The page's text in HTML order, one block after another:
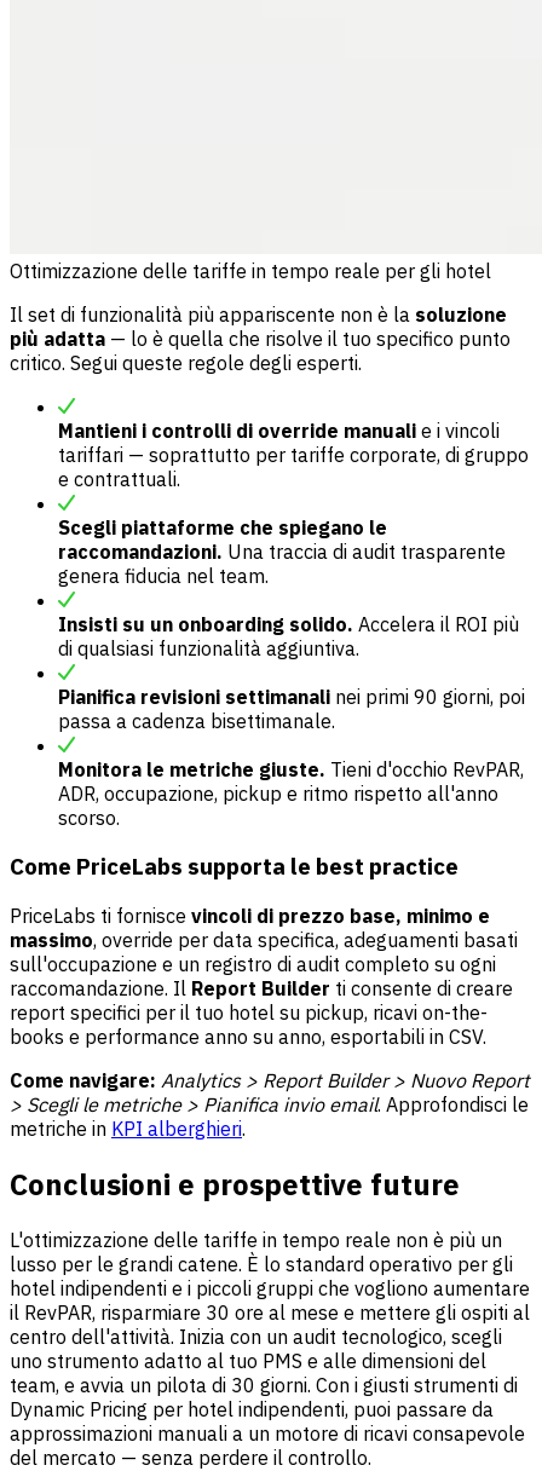
Ottimizzazione delle tariffe in tempo reale per gli hotel
Il set di funzionalità più appariscente non è la soluzione
più adatta — lo è quella che risolve il tuo specifico punto
critico. Segui queste regole degli esperti.
Mantieni i controlli di override manuali e i vincoli
tariffari — soprattutto per tariffe corporate, di gruppo
e contrattuali.
Scegli piattaforme che spiegano le
raccomandazioni. Una traccia di audit trasparente
genera fiducia nel team.
Insisti su un onboarding solido. Accelera il ROI più
di qualsiasi funzionalità aggiuntiva.
Pianifica revisioni settimanali nei primi 90 giorni, poi
passa a cadenza bisettimanale.
Monitora le metriche giuste. Tieni d'occhio RevPAR,
ADR, occupazione, pickup e ritmo rispetto all'anno
scorso.
Come PriceLabs supporta le best practice
PriceLabs ti fornisce vincoli di prezzo base, minimo e
massimo, override per data specifica, adeguamenti basati
sull'occupazione e un registro di audit completo su ogni
raccomandazione. Il Report Builder ti consente di creare
report specifici per il tuo hotel su pickup, ricavi on-the-
books e performance anno su anno, esportabili in CSV.
Come navigare: Analytics > Report Builder > Nuovo Report
> Scegli le metriche > Pianifica invio email. Approfondisci le
metriche in KPI alberghieri.
Conclusioni e prospettive future
L'ottimizzazione delle tariffe in tempo reale non è più un
lusso per le grandi catene. È lo standard operativo per gli
hotel indipendenti e i piccoli gruppi che vogliono aumentare
il RevPAR, risparmiare 30 ore al mese e mettere gli ospiti al
centro dell'attività. Inizia con un audit tecnologico, scegli
uno strumento adatto al tuo PMS e alle dimensioni del
team, e avvia un pilota di 30 giorni. Con i giusti strumenti di
Dynamic Pricing per hotel indipendenti, puoi passare da
approssimazioni manuali a un motore di ricavi consapevole
del mercato — senza perdere il controllo.